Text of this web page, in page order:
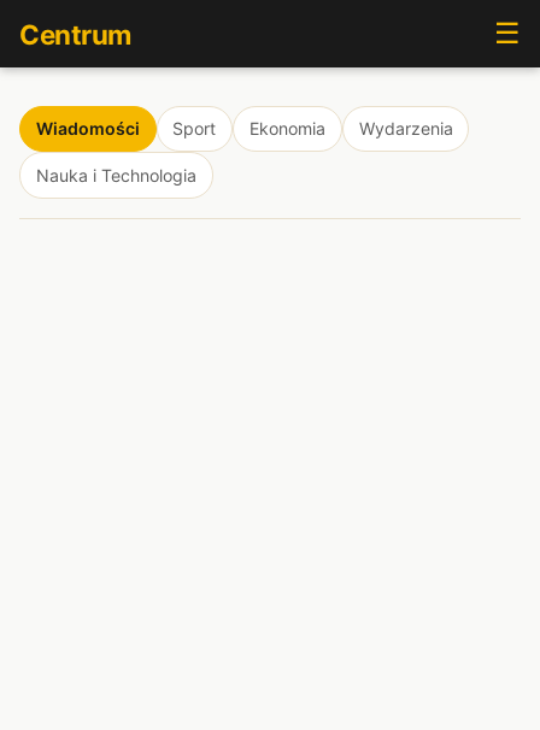
Centrum ☰
Wiadomości Sport Ekonomia Wydarzenia
Nauka i Technologia